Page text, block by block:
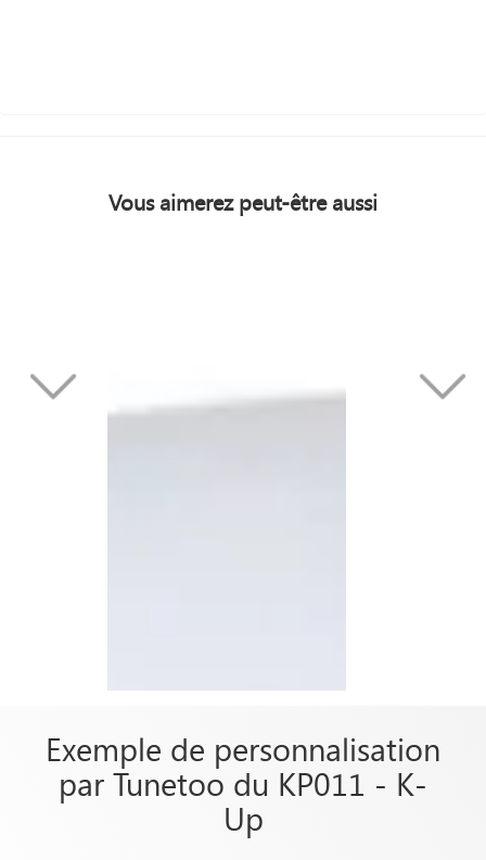
Vous aimerez peut-être aussi
Exemple de personnalisation
par Tunetoo du KP011 - K-
Up